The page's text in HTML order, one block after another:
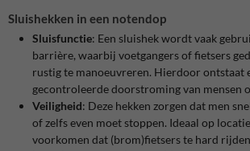
Sluishekken in een notendop
Sluisfunctie: Een sluishek wordt vaak
barrière, waarbij voetgangers of fietsers
rustig te manoeuvreren. Hierdoor ontstaat
gecontroleerde doorstroming van mensen
Veiligheid: Deze hekken zorgen dat men
of zelfs even moet stoppen. Ideaal op
voorkomen dat (brom)fietsers te hard